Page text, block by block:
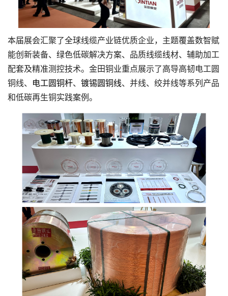
本届展会汇聚了全球线缆产业链优质企业，主题覆盖数智赋
能创新装备、绿色低碳解决方案、品质线缆线材、辅助加工
配套及精准测控技术。金田铜业重点展示了高导高韧电工圆
铜线、 电工圆铜杆、 镀锡圆铜线、并线、绞并线等系列产品
和低碳再生铜实践案例。